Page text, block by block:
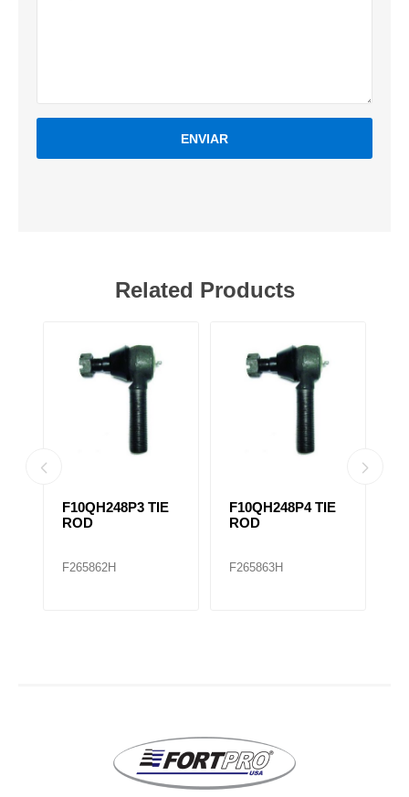
ENVIAR
Related Products
F10QH248P3 TIE
ROD
F265862H
F10QH248P4 TIE
ROD
F265863H